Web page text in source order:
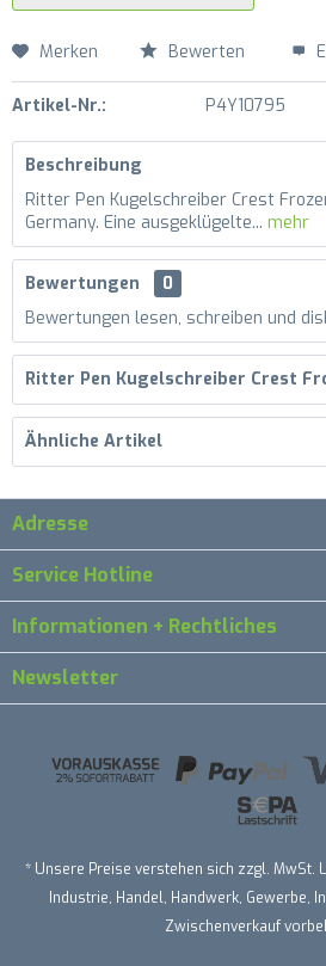
Merken Bewerten
Artikel-Nr.: P4Y10795
Beschreibung
Ritter Pen Kugelschreiber Crest
Germany. Eine ausgeklügelte... mehr
Bewertungen
0
Bewertungen lesen, schreiben und
Ritter Pen Kugelschreiber Crest
Ähnliche Artikel
Adresse
Service Hotline
Informationen + Rechtliches
Newsletter
* Unsere Preise verstehen sich zzgl. MwSt.
Industrie, Handel, Handwerk, Gewerbe,
Zwischenverkauf